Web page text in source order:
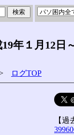
年１月12日
ログTOP
【